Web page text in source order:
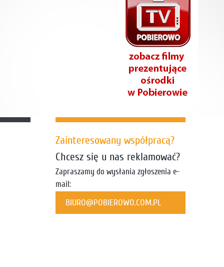
Zainteresowany współpracą?
Chcesz się u nas reklamować?
Zapraszamy do wysłania zgłoszenia e-
mail:
BIURO@POBIEROWO.COM.PL